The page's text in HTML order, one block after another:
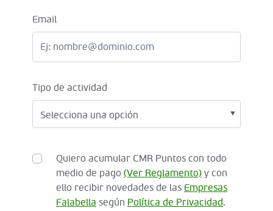
Email
Tipo de actividad
Quiero acumular CMR Puntos con todo
medio de pago (Ver Reglamento) y con
ello recibir novedades de las Empresas
Falabella según Política de Privacidad.